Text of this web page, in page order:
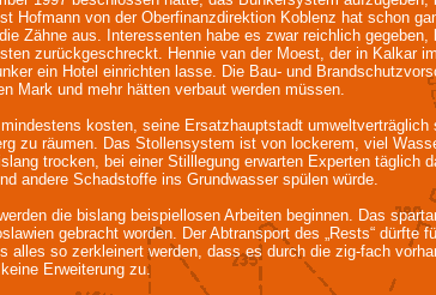
Hofmann von der Oberfinanzdirektion Koblenz hat schon
Zähne aus. Interessenten habe es zwar reichlich
zurückgeschreckt. Hennie van der Moest, der in Kalkar
ein Hotel einrichten lasse. Die Bau- und
Mark und mehr hätten verbaut werden müssen.
kosten, seine Ersatzhauptstadt
zu räumen. Das Stollensystem ist von lockerem, viel
trocken, bei einer Stilllegung erwarten Experten täglich
andere Schadstoffe ins Grundwasser spülen würde.
die bislang beispiellosen Arbeiten beginnen. Das
gebracht worden. Der Abtransport des „Rests“ dürfte
alles so zerkleinert werden, dass es durch die zig-fach
Erweiterung zu.